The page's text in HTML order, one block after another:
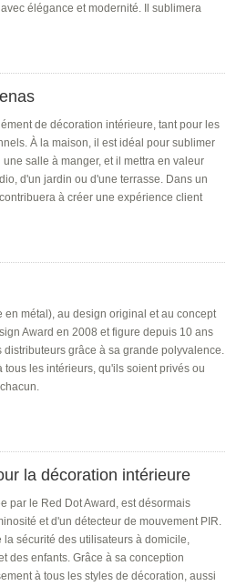
élégance et modernité. Il sublimera
de décoration intérieure, tant pour les
À la maison, il est idéal pour sublimer
salle à manger, et il mettra en valeur
d'un jardin ou d'une terrasse. Dans un
à créer une expérience client
métal), au design original et au concept
Award en 2008 et figure depuis 10 ans
grâce à sa grande polyvalence.
les intérieurs, qu'ils soient privés ou
la décoration intérieure
par le Red Dot Award, est désormais
et d'un détecteur de mouvement PIR.
sécurité des utilisateurs à domicile,
des enfants. Grâce à sa conception
à tous les styles de décoration, aussi